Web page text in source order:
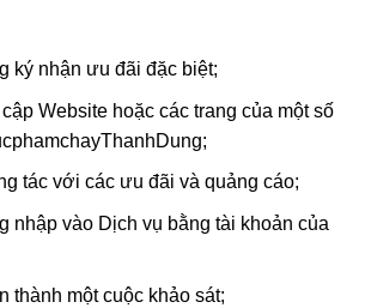
ký nhận ưu đãi đặc biệt;
Website hoặc các trang của một số
tác với các ưu đãi và quảng cáo;
nhập vào Dịch vụ bằng tài khoản của
thành một cuộc khảo sát;